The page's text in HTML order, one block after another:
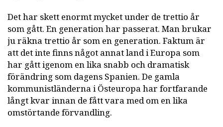
Det har skett enormt mycket under de trettio år
som gått. En generation har passerat. Man brukar
ju räkna trettio år som en generation. Faktum är
att det inte finns något annat land i Europa som
har gått igenom en lika snabb och dramatisk
förändring som dagens Spanien. De gamla
kommunistländerna i Östeuropa har fortfarande
långt kvar innan de fått vara med om en lika
omstörtande förvandling.